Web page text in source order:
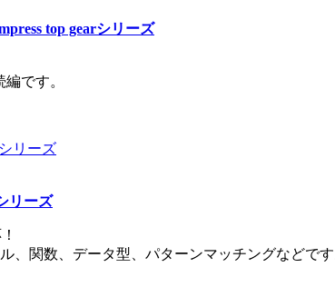
top gearシリーズ
編です。
リーズ
、関数、データ型、パターンマッチングなどです